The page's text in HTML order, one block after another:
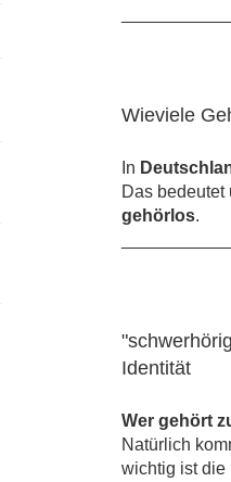
Wieviele
In
Das bedeutet
gehörlos.
Identität
Wer gehört
Natürlich
wichtig ist die